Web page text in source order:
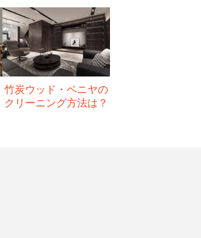
竹炭ウッド・ベニヤの
クリーニング方法は？